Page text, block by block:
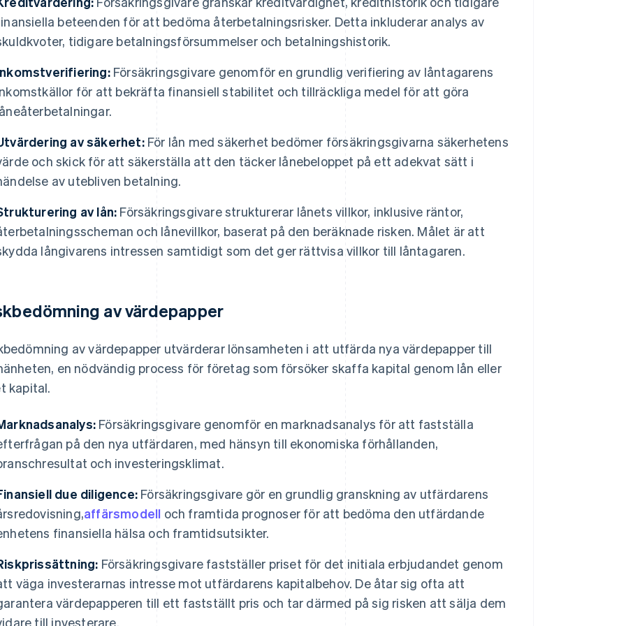
beteenden för att bedöma återbetalningsrisker. Detta inkluderar analys av
tidigare betalningsförsummelser och betalningshistorik.
Försäkringsgivare genomför en grundlig verifiering av låntagarens
för att bekräfta finansiell stabilitet och tillräckliga medel för att göra
av säkerhet:För lån med säkerhet bedömer försäkringsgivarna säkerhetens
och skick för att säkerställa att den täcker lånebeloppet på ett adekvat sätt i
av utebliven betalning.
av lån: Försäkringsgivare strukturerar lånets villkor, inklusive räntor,
och lånevillkor, baserat på den beräknade risken. Målet är att
långivarens intressen samtidigt som det ger rättvisa villkor till låntagaren.
av värdepapper
av värdepapper utvärderar lönsamheten i att utfärda nya värdepapper till
en nödvändig process för företag som försöker skaffa kapital genom lån eller
kapital.
Försäkringsgivare genomför en marknadsanalys för att fastställa
på den nya utfärdaren, med hänsyn till ekonomiska förhållanden,
och investeringsklimat.
due diligence: Försäkringsgivare gör en grundlig granskning av utfärdarens
affärsmodell och framtida prognoser för att bedöma den utfärdande
finansiella hälsa och framtidsutsikter.
Försäkringsgivare fastställer priset för det initiala erbjudandet genom
väga investerarnas intresse mot utfärdarens kapitalbehov. De åtar sig ofta att
värdepapperen till ett fastställt pris och tar därmed på sig risken att sälja dem
till investerare.